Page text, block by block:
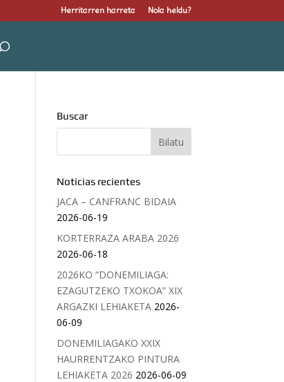
Herritarren harreta Nola heldu?
Buscar
Noticias recientes
JACA – CANFRANC BIDAIA
2026-06-19
KORTERRAZA ARABA 2026
2026-06-18
2026KO “DONEMILIAGA:
EZAGUTZEKO TXOKOA” XIX
ARGAZKI LEHIAKETA 2026-
06-09
DONEMILIAGAKO XXIX
HAURRENTZAKO PINTURA
LEHIAKETA 2026 2026-06-09